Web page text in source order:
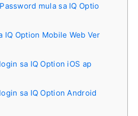
mula sa IQ Optio
IQ Option Mobile Web Ver
sa IQ Option iOS ap
sa IQ Option Android